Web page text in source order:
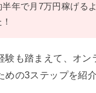
半年で月7万円稼げる
験も踏まえて、オン
めの3ステップを紹